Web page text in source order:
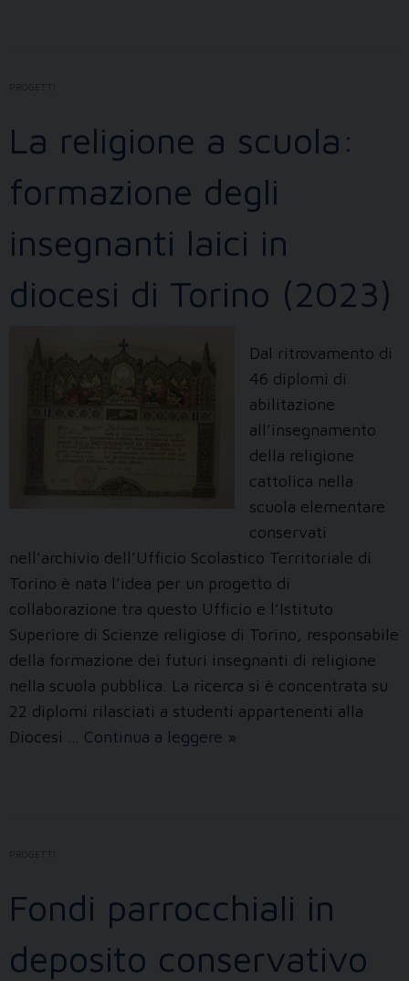
2024)
PROGETTI
La religione a scuola:
formazione degli
insegnanti laici in
diocesi di Torino (2023)
Dal ritrovamento di
46 diplomi di
abilitazione
all’insegnamento
della religione
cattolica nella
scuola elementare
conservati
nell’archivio dell’Ufficio Scolastico Territoriale di
Torino è nata l’idea per un progetto di
collaborazione tra questo Ufficio e l’Istituto
Superiore di Scienze religiose di Torino, responsabile
della formazione dei futuri insegnanti di religione
nella scuola pubblica. La ricerca si è concentrata su
22 diplomi rilasciati a studenti appartenenti alla
Diocesi … Continua a leggere La
laici
diocesi
»
PROGETTI
Fondi parrocchiali in
deposito conservativo